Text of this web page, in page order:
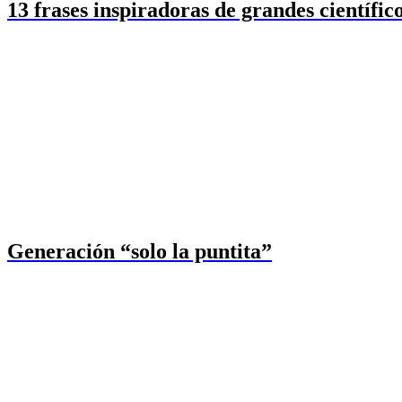
13 frases inspiradoras de grandes
Generación “solo la puntita”